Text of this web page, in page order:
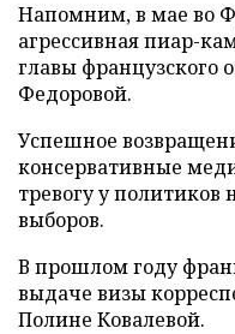
Напомним, в мае во
агрессивная пиар-
главы французского
Федоровой.
Успешное
консервативные
тревогу у политиков
выборов.
В прошлом году
выдаче визы
Полине Ковалевой.